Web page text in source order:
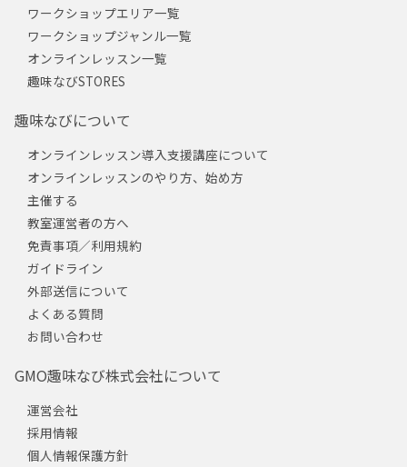
ワークショップエリア一覧
ワークショップジャンル一覧
オンラインレッスン一覧
趣味なびSTORES
趣味なびについて
オンラインレッスン導入支援講座について
オンラインレッスンのやり方、始め方
主催する
教室運営者の方へ
免責事項／利用規約
ガイドライン
外部送信について
よくある質問
お問い合わせ
GMO趣味なび株式会社について
運営会社
採用情報
個人情報保護方針